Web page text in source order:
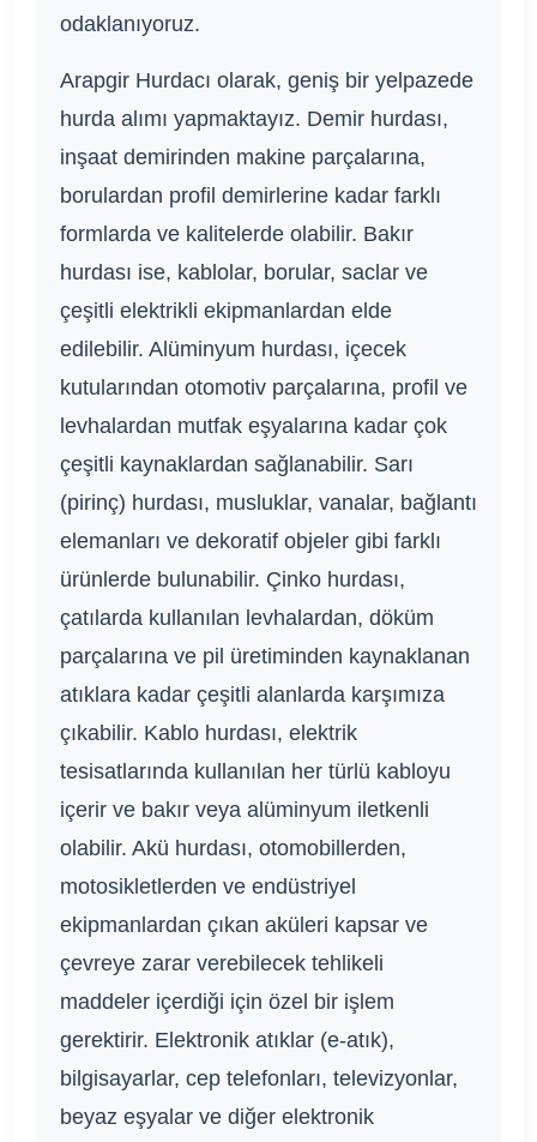
odaklanıyoruz.
Arapgir Hurdacı olarak, geniş bir yelpazede
hurda alımı yapmaktayız. Demir hurdası,
inşaat demirinden makine parçalarına,
borulardan profil demirlerine kadar farklı
formlarda ve kalitelerde olabilir. Bakır
hurdası ise, kablolar, borular, saclar ve
çeşitli elektrikli ekipmanlardan elde
edilebilir. Alüminyum hurdası, içecek
kutularından otomotiv parçalarına, profil ve
levhalardan mutfak eşyalarına kadar çok
çeşitli kaynaklardan sağlanabilir. Sarı
(pirinç) hurdası, musluklar, vanalar, bağlantı
elemanları ve dekoratif objeler gibi farklı
ürünlerde bulunabilir. Çinko hurdası,
çatılarda kullanılan levhalardan, döküm
parçalarına ve pil üretiminden kaynaklanan
atıklara kadar çeşitli alanlarda karşımıza
çıkabilir. Kablo hurdası, elektrik
tesisatlarında kullanılan her türlü kabloyu
içerir ve bakır veya alüminyum iletkenli
olabilir. Akü hurdası, otomobillerden,
motosikletlerden ve endüstriyel
ekipmanlardan çıkan aküleri kapsar ve
çevreye zarar verebilecek tehlikeli
maddeler içerdiği için özel bir işlem
gerektirir. Elektronik atıklar (e-atık),
bilgisayarlar, cep telefonları, televizyonlar,
beyaz eşyalar ve diğer elektronik